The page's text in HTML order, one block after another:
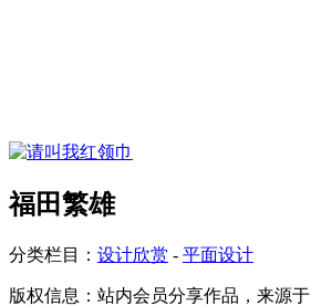
福田繁雄
分类栏目： 设计欣赏 - 平面设计
版权信息： 站内会员分享作品，来源于